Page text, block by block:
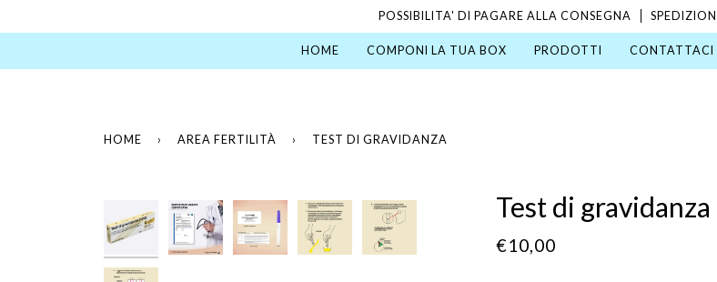
al
POSSIBILITA' DI PAGARE ALLA CONSEGNA
HOME COMPONI LA TUA BOX PRODOTTI CONTATTACI
HOME › AREA FERTILITÀ › TEST DI GRAVIDANZA
Test di gravidanza
€10,00